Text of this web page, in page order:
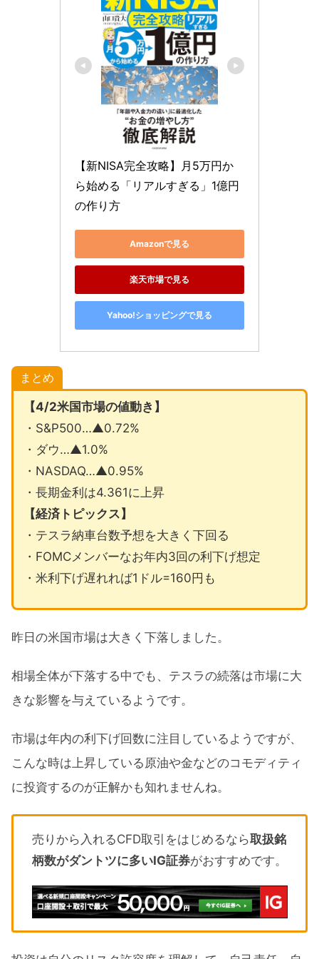
【新NISA完全攻略】月5万円か
ら始める「リアルすぎる」1億円
の作り方
Amazonで見る
楽天市場で見る
Yahoo!ショッピングで見る
まとめ
【4/2米国市場の値動き】
・S&P500…▲0.72%
・ダウ…▲1.0%
・NASDAQ…▲0.95%
・長期金利は4.361に上昇
【経済トピックス】
・テスラ納車台数予想を大きく下回る
・FOMCメンバーなお年内3回の利下げ想定
・米利下げ遅れれば1ドル=160円も
昨日の米国市場は大きく下落しました。
相場全体が下落する中でも、テスラの続落は市場に大
きな影響を与えているようです。
市場は年内の利下げ回数に注目しているようですが、
こんな時は上昇している原油や金などのコモディティ
に投資するのが正解かも知れませんね。
売りから入れるCFD取引をはじめるなら取扱銘
柄数がダントツに多いIG証券がおすすめです。